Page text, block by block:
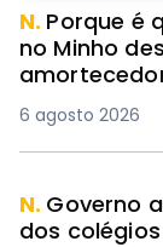
N. Porque é
no Minho
6 agosto 2026
N. Governo
dos